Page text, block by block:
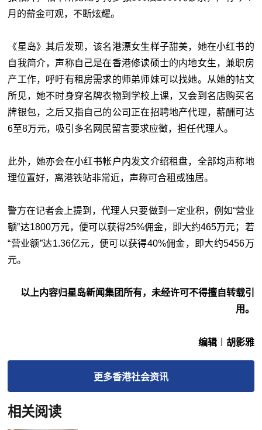
月的薪金可观，不断炫耀。
《星岛》其后发现，该名港漂女生样子甜美，她在小红书的
自我简介，声称自己是在香港修读硕士的内地女生，兼职房
产工作，呼吁有租房需求的师弟师妹可以找她。从她的帖文
所见，她不时身穿名牌衣物到学校上课，又会到名店购买名
牌银包，之后又指自己的公司正在招聘地产代理，薪酬可达
6至8万元，吸引多名网民留言要求应徵，担任代理人。
此外，她亦会在小红书帐户内发文介绍租盘，全部均声称地
理位置好，离港铁站非常近，声称可合租或独居。
警方在记者会上提到，代理人只要做到一定业积，例如“营业
额”达1800万元，便可以获得25%佣金，即大约465万元；若
“营业额”达1.36亿元，便可以获得40%佣金，即大约5456万
元。
以上内容归星岛新闻集团所有，未经许可不得擅自转载引
用。
编辑︱胡影雅
更多香港社会资讯
相关阅读